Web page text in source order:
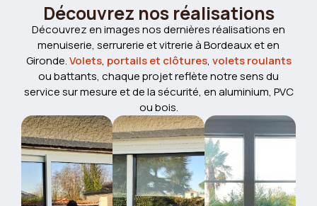
Découvrez nos réalisations
Découvrez en images nos dernières réalisations en
menuiserie, serrurerie et vitrerie à Bordeaux et en
Gironde.Volets, portails et clôtures, volets roulants
ou battants, chaque projet reflète notre sens du
service sur mesure et de la sécurité, en aluminium, PVC
ou bois.